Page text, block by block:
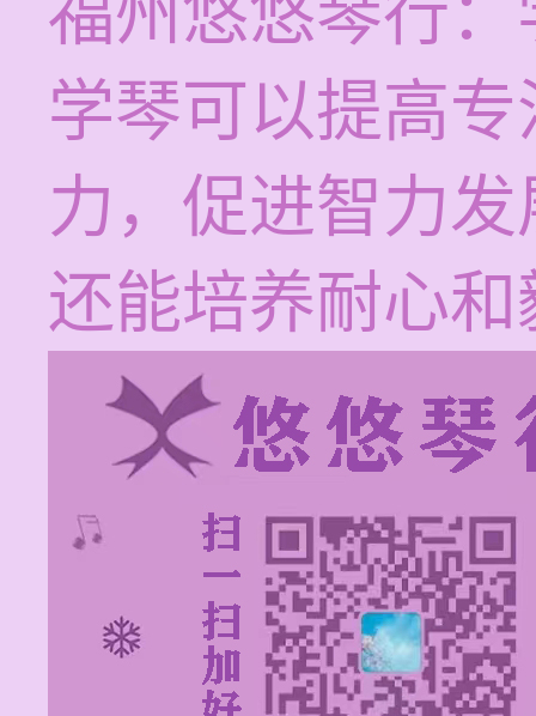
学琴可以提高
力，促进智力
还能培养耐心